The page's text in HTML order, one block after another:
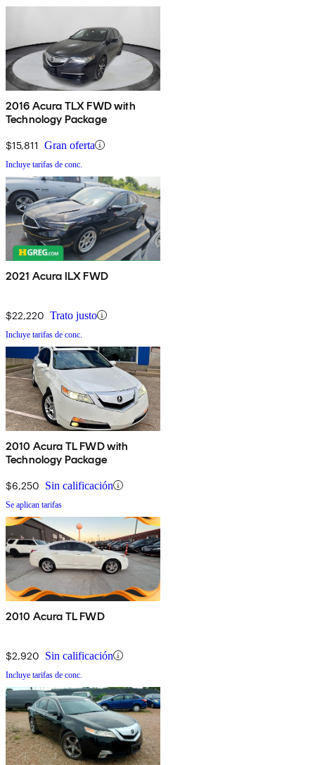
2016 Acura TLX FWD with
Technology Package
$15,811 Gran oferta
Incluye tarifas de conc.
2021 Acura ILX FWD
$22,220 Trato justo
Incluye tarifas de conc.
2010 Acura TL FWD with
Technology Package
$6,250 Sin calificación
Se aplican tarifas
2010 Acura TL FWD
$2,920 Sin calificación
Incluye tarifas de conc.